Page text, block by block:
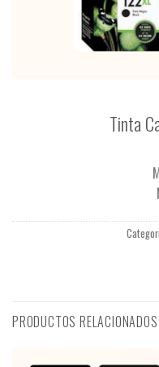
Tinta
PRODUCTOS RELACIONADOS